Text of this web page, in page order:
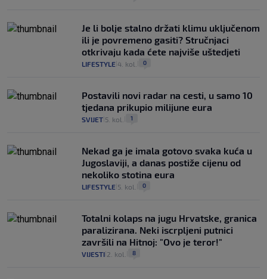
Je li bolje stalno držati klimu uključenom
ili je povremeno gasiti? Stručnjaci
otkrivaju kada ćete najviše uštedjeti
LIFESTYLE 4. kol. 0
Postavili novi radar na cesti, u samo 10
tjedana prikupio milijune eura
SVIJET 5. kol. 1
Nekad ga je imala gotovo svaka kuća u
Jugoslaviji, a danas postiže cijenu od
nekoliko stotina eura
LIFESTYLE 5. kol. 0
Totalni kolaps na jugu Hrvatske, granica
paralizirana. Neki iscrpljeni putnici
završili na Hitnoj: "Ovo je teror!"
VIJESTI 2. kol. 8